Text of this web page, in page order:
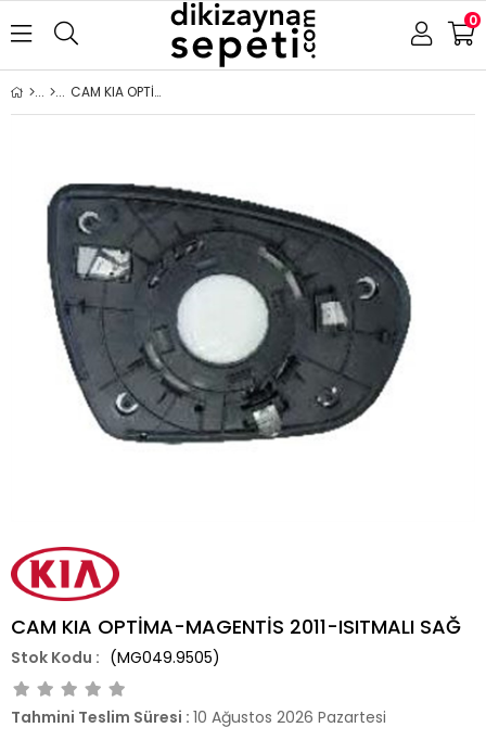
0
CAM KIA OPTİMA-MAGENTİS 2011-ISITMALI SAĞ
CAM KIA OPTİMA-MAGENTİS 2011-ISITMALI SAĞ
(MG049.9505)
Tahmini Teslim Süresi : 10 Ağustos 2026 Pazartesi